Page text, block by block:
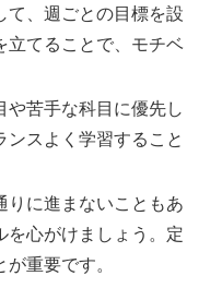
て、週ごとの目標を設
立てることで、モチベ
や苦手な科目に優先し
ンスよく学習すること
りに進まないこともあ
を心がけましょう。定
重要です。